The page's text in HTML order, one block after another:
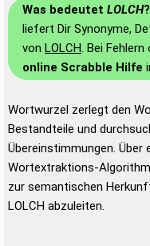
Was bedeutet LOLCH?
liefert Dir Synonyme,
von LOLCH. Bei
online Scrabble Hilfe
Wortwurzel zerlegt den
Bestandteile und
Übereinstimmungen.
Wortextraktions-
zur semantischen
LOLCH abzuleiten.